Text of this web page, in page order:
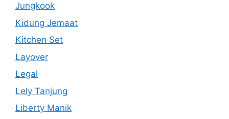
Jungkook
Kidung Jemaat
Kitchen Set
Layover
Legal
Lely Tanjung
Liberty Manik